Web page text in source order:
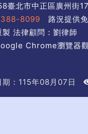
臺北市中正區廣州街
8099 路況提供免
法律顧問：劉律師
Chrome瀏覽器
期：115年08月07日